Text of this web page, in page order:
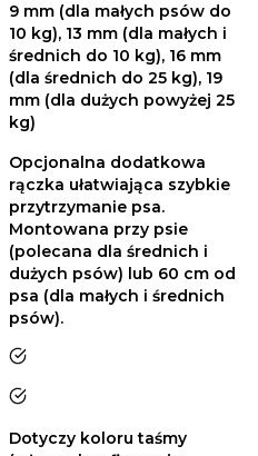
9 mm (dla małych psów do
10 kg), 13 mm (dla małych i
średnich do 10 kg), 16 mm
(dla średnich do 25 kg), 19
mm (dla dużych powyżej 25
kg)
Opcjonalna dodatkowa
rączka ułatwiająca szybkie
przytrzymanie psa.
Montowana przy psie
(polecana dla średnich i
dużych psów) lub 60 cm od
psa (dla małych i średnich
psów).
tak
tak
Dotyczy koloru taśmy